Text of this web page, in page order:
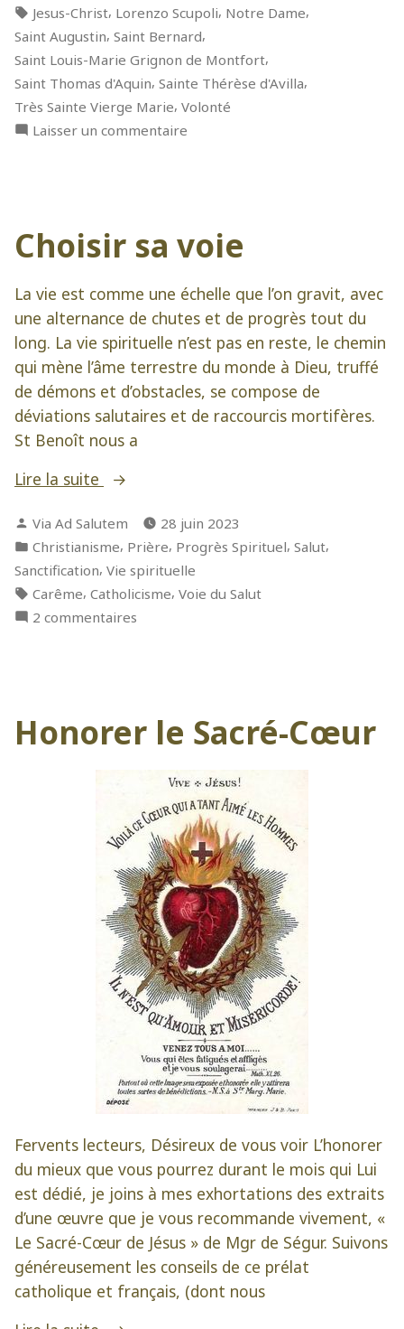
Étiquettes :
Jesus-Christ, Lorenzo Scupoli, Notre Dame,
Saint Augustin, Saint Bernard,
Saint Louis-Marie Grignon de Montfort,
Saint Thomas d'Aquin, Sainte Thérèse d'Avilla,
Très Sainte Vierge Marie, Volonté
Laisser un commentaire
l’homme,
c’est
volonté »
Choisir sa voie
La vie est comme une échelle que l’on gravit, avec
une alternance de chutes et de progrès tout du
long. La vie spirituelle n’est pas en reste, le chemin
qui mène l’âme terrestre du monde à Dieu, truffé
de démons et d’obstacles, se compose de
déviations salutaires et de raccourcis mortifères.
St Benoît nous a
Lire la suite
« Choisir
voie »
Publié
par
Via Ad Salutem
28 juin 2023
Publié
dans
Christianisme, Prière, Progrès Spirituel, Salut,
Sanctification, Vie spirituelle
Étiquettes :
Carême, Catholicisme, Voie du Salut
2 commentaires
Honorer le Sacré-Cœur
Fervents lecteurs, Désireux de vous voir L’honorer
du mieux que vous pourrez durant le mois qui Lui
est dédié, je joins à mes exhortations des extraits
d’une œuvre que je vous recommande vivement, «
Le Sacré-Cœur de Jésus » de Mgr de Ségur. Suivons
généreusement les conseils de ce prélat
catholique et français, (dont nous